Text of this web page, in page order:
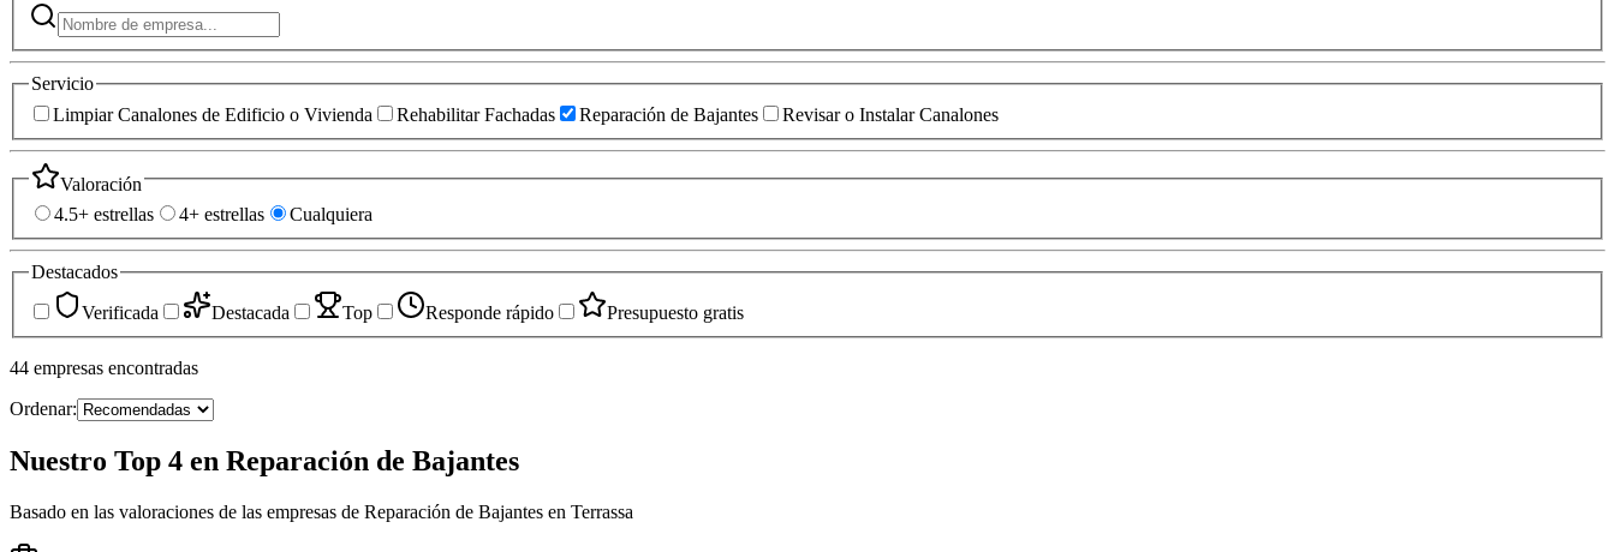
Servicio
Limpiar Canalones de Edificio o Vivienda
Rehabilitar Fachadas Reparación de Bajantes Revisar o Instalar Canalones
Valoración
4.5+ estrellas
4+ estrellas Cualquiera
Destacados
Verificada
Destacada Top Responde rápido Presupuesto gratis
44 empresas encontradas
Ordenar:
Nuestro Top 4 en Reparación de Bajantes
Basado en las valoraciones de las empresas de Reparación de Bajantes en Terrassa